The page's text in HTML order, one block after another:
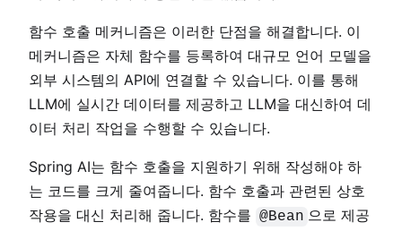
함수 호출 메커니즘은 이러한 단점을 해결합니다. 이
메커니즘은 자체 함수를 등록하여 대규모 언어 모델을
외부 시스템의 API에 연결할 수 있습니다. 이를 통해
LLM에 실시간 데이터를 제공하고 LLM을 대신하여 데
이터 처리 작업을 수행할 수 있습니다.
Spring AI는 함수 호출을 지원하기 위해 작성해야 하
는 코드를 크게 줄여줍니다. 함수 호출과 관련된 상호
작용을 대신 처리해 줍니다. 함수를 @Bean 으로 제공